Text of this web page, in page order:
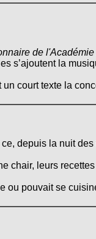
de
s’ajoutent la
court texte la
depuis la nuit des
chair, leurs
pouvait se